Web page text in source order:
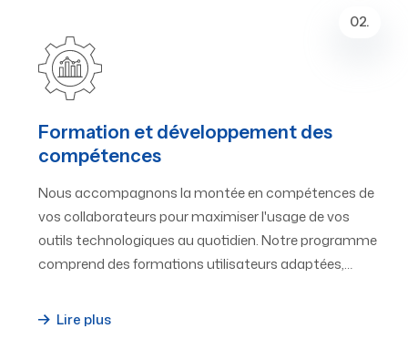
02.
Formation et développement des
compétences
Nous accompagnons la montée en compétences de
vos collaborateurs pour maximiser l'usage de vos
outils technologiques au quotidien. Notre programme
comprend des formations utilisateurs adaptées,…
Lire plus